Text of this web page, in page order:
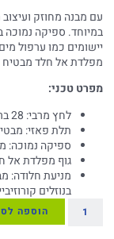
עם מבנה מחוזק
במיוחד. ספיקה נמוכה
יישומים כמו ערפול
מפלדת אל חלד מבטיח
מפרט טכני:
לחץ מרבי: 28 בר, מאפשר יצירת לחץ גבוה ליישומים מיוחדים
תלת פאזי:
ספיקה נמוכה:
גוף מפלדת אל
מניעת חלודה:
בנוזלים
הוספה